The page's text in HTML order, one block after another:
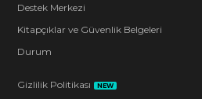
Destek Merkezi
Kitapçıklar ve Güvenlik Belgeleri
Durum
Gizlilik Politikası NEW